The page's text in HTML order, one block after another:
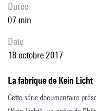
durée
07 min
date
18 octobre 2017
La fabrique de Kein Licht
Cette série documentaire